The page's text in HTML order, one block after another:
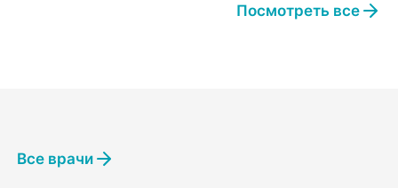
Посмотреть все
Все врачи